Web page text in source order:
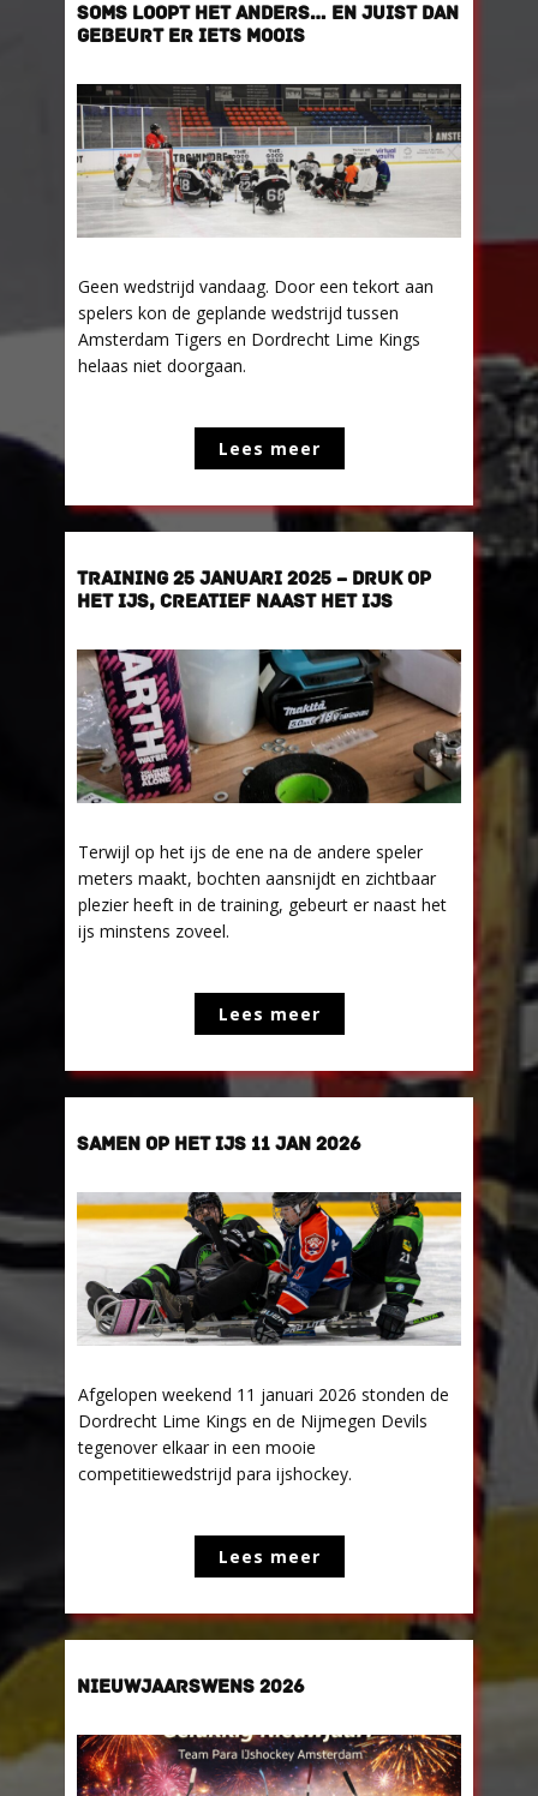
SOMS LOOPT HET ANDERS… EN JUIST DAN
GEBEURT ER IETS MOOIS
Geen wedstrijd vandaag. Door een tekort aan
spelers kon de geplande wedstrijd tussen
Amsterdam Tigers en Dordrecht Lime Kings
helaas niet doorgaan.
Lees meer
TRAINING 25 JANUARI 2025 – DRUK OP
HET IJS, CREATIEF NAAST HET IJS
Terwijl op het ijs de ene na de andere speler
meters maakt, bochten aansnijdt en zichtbaar
plezier heeft in de training, gebeurt er naast het
ijs minstens zoveel.
Lees meer
SAMEN OP HET IJS 11 JAN 2026
Afgelopen weekend 11 januari 2026 stonden de
Dordrecht Lime Kings en de Nijmegen Devils
tegenover elkaar in een mooie
competitiewedstrijd para ijshockey.
Lees meer
NIEUWJAARSWENS 2026